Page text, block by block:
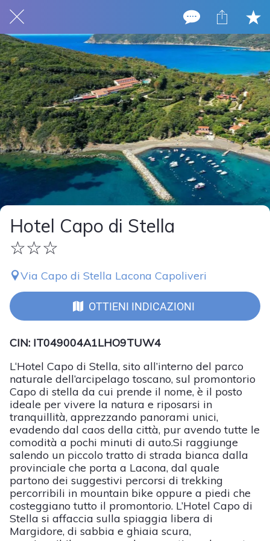
Hotel Capo di Stella
☆☆☆
Via Capo di Stella Lacona Capoliveri
OTTIENI INDICAZIONI
CIN: IT049004A1LHO9TUW4
L‘Hotel Capo di Stella, sito all’interno del parco
naturale dell’arcipelago toscano, sul promontorio
Capo di stella da cui prende il nome, è il posto
ideale per vivere la natura e riposarsi in
tranquillità, apprezzando panorami unici,
evadendo dal caos della città, pur avendo tutte le
comodità a pochi minuti di auto.Si raggiunge
salendo un piccolo tratto di strada bianca dalla
provinciale che porta a Lacona, dal quale
partono dei suggestivi percorsi di trekking
percorribili in mountain bike oppure a piedi che
costeggiano tutto il promontorio. L’Hotel Capo di
Stella si affaccia sulla spiaggia libera di
Margidore, di sabbia e ghiaia scura,